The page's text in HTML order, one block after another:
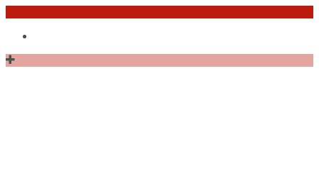
Przejdź
treści